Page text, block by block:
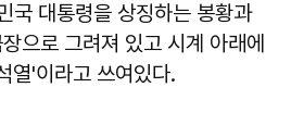
국 대통령을 상징하는 봉황과
으로 그려져 있고 시계 아래에
열'이라고 쓰여있다.